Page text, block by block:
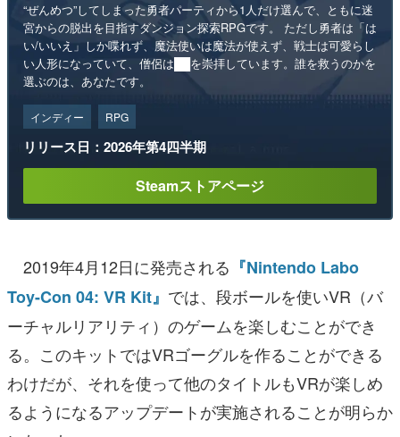
“ぜんめつ”してしまった勇者パーティから1人だけ選んで、ともに迷
宮からの脱出を目指すダンジョン探索RPGです。 ただし勇者は「は
い/いいえ」しか喋れず、魔法使いは魔法が使えず、戦士は可愛らし
い人形になっていて、僧侶は██を崇拝しています。誰を救うのかを
選ぶのは、あなたです。
インディー RPG
リリース日：2026年第4四半期
Steamストアページ
2019年4月12日に発売される 『Nintendo Labo
Toy-Con 04: VR Kit』 では、段ボールを使いVR（バ
ーチャルリアリティ）のゲームを楽しむことができ
る。このキットではVRゴーグルを作ることができる
わけだが、それを使って他のタイトルもVRが楽しめ
るようになるアップデートが実施されることが明らか